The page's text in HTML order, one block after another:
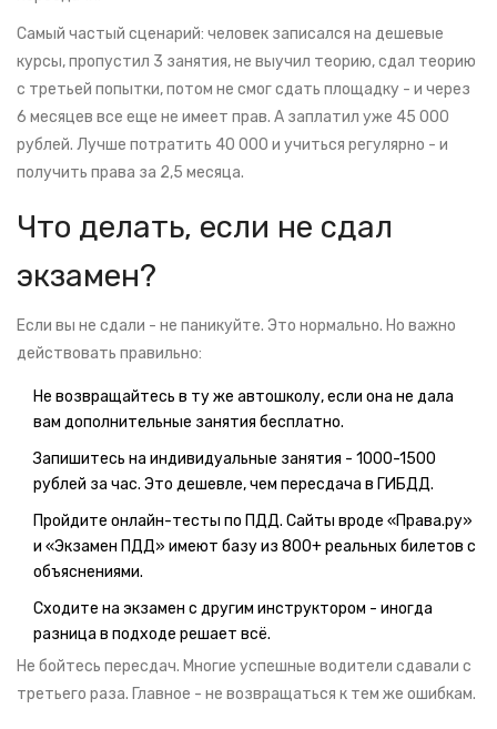
Самый частый сценарий: человек записался на дешевые
курсы, пропустил 3 занятия, не выучил теорию, сдал теорию
с третьей попытки, потом не смог сдать площадку - и через
6 месяцев все еще не имеет прав. А заплатил уже 45 000
рублей. Лучше потратить 40 000 и учиться регулярно - и
получить права за 2,5 месяца.
Что делать, если не сдал
экзамен?
Если вы не сдали - не паникуйте. Это нормально. Но важно
действовать правильно:
Не возвращайтесь в ту же автошколу, если она не дала
вам дополнительные занятия бесплатно.
Запишитесь на индивидуальные занятия - 1000-1500
рублей за час. Это дешевле, чем пересдача в ГИБДД.
Пройдите онлайн-тесты по ПДД. Сайты вроде «Права.ру»
и «Экзамен ПДД» имеют базу из 800+ реальных билетов с
объяснениями.
Сходите на экзамен с другим инструктором - иногда
разница в подходе решает всё.
Не бойтесь пересдач. Многие успешные водители сдавали с
третьего раза. Главное - не возвращаться к тем же ошибкам.